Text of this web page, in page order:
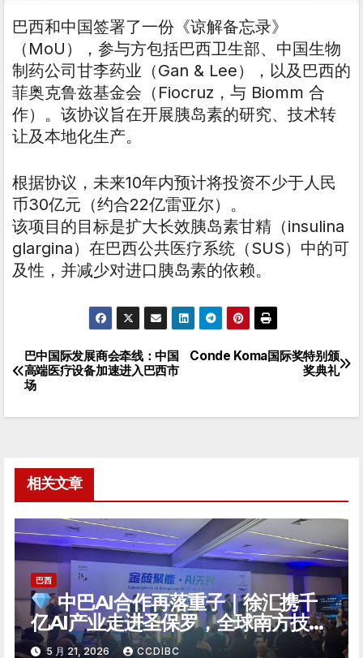
巴西和中国签署了一份《谅解备忘录》
（MoU），参与方包括巴西卫生部、中国生物
制药公司甘李药业（Gan & Lee），以及巴西的
菲奥克鲁兹基金会（Fiocruz，与 Biomm 合
作）。该协议旨在开展胰岛素的研究、技术转
让及本地化生产。
根据协议，未来10年内预计将投资不少于人民
币30亿元（约合22亿雷亚尔）。
该项目的目标是扩大长效胰岛素甘精（insulina
glargina）在巴西公共医疗系统（SUS）中的可
及性，并减少对进口胰岛素的依赖。
文
章
航
Conde Koma国际奖特别颁
奖典礼
巴中国际发展商会牵线：中国
高端医疗设备加速进入巴西市
场
相关文章
巴西
中巴AI合作再落重子｜徐汇携千
亿AI产业走进圣保罗，全球南方技术
自主迎来新支点
5 月 21, 2026 CCDIBC